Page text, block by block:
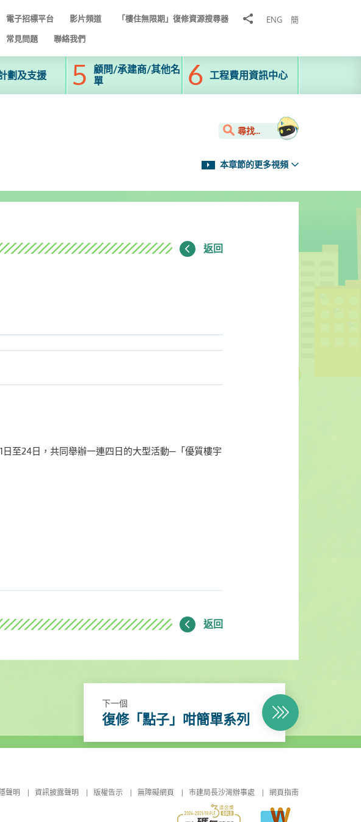
電子招標平台 影片頻道 「樓住無限期」復修資源搜尋器
分
ENG 簡
常見問題 聯絡我們
劃及支援
顧問/承建商/其他名
單
工程費用資訊中心
尋找...
本章節的更多視頻
返回
至24日，共同舉辦一連四日的大型活動─「優質樓宇
返回
下一個
復修「點子」咁簡單系列
聲明 資訊披露聲明 版權告示 無障礙網頁 市建局長沙灣辦事處 網頁指南